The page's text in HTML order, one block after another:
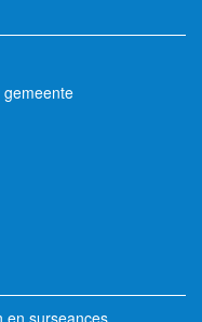
en surseances.